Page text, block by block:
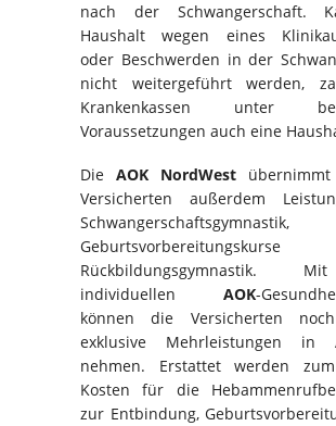
nach der Schwangerschaft.
Haushalt wegen eines
oder Beschwerden in der
nicht weitergeführt werden,
Krankenkassen unter
Voraussetzungen auch eine
Die AOK NordWest
Versicherten außerdem
Schwangerschaftsgymnastik,
Rückbildungsgymnastik.
individuellen AOK-
können die Versicherten
exklusive Mehrleistungen in
nehmen. Erstattet werden
Kosten für die
zur Entbindung,